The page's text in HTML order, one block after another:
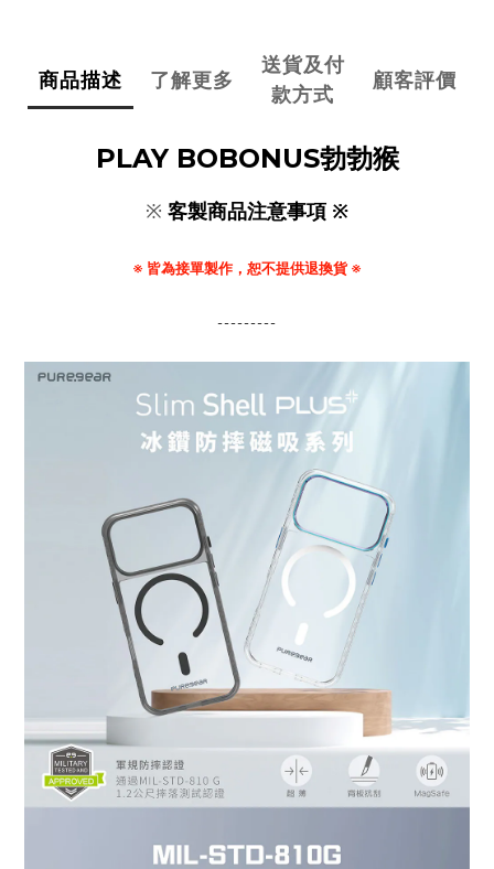
商品描述 了解更多
送貨及付
款方式
顧客評價
PLAY BOBONUS勃勃猴
※ 客製商品注意事項 ※
※ 皆為接單製作，恕不提供退換貨 ※
---------